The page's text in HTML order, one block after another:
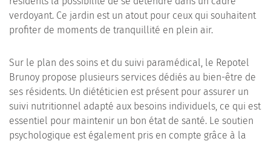
verdoyant. Ce jardin est un atout pour ceux qui souhaitent
profiter de moments de tranquillité en plein air.
Sur le plan des soins et du suivi paramédical, le Repotel
Brunoy propose plusieurs services dédiés au bien-être de
ses résidents. Un diététicien est présent pour assurer un
suivi nutritionnel adapté aux besoins individuels, ce qui est
essentiel pour maintenir un bon état de santé. Le soutien
psychologique est également pris en compte grâce à la